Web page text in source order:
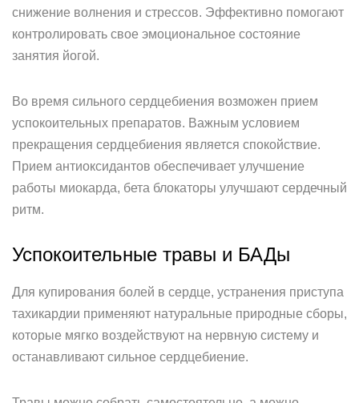
снижение волнения и стрессов. Эффективно помогают
контролировать свое эмоциональное состояние
занятия йогой.
Во время сильного сердцебиения возможен прием
успокоительных препаратов. Важным условием
прекращения сердцебиения является спокойствие.
Прием антиоксидантов обеспечивает улучшение
работы миокарда, бета блокаторы улучшают сердечный
ритм.
Успокоительные травы и БАДы
Для купирования болей в сердце, устранения приступа
тахикардии применяют натуральные природные сборы,
которые мягко воздействуют на нервную систему и
останавливают сильное сердцебиение.